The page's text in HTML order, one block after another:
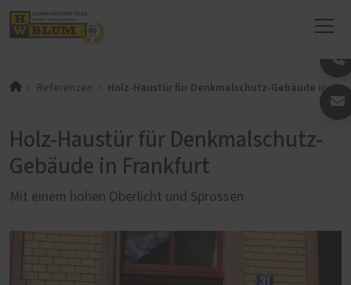
Referenzen Holz-Haustür für Denkmalschutz-Gebäude in
Holz-Haustür für Denkmalschutz-
Gebäude in Frankfurt
Mit einem hohen Oberlicht und Sprossen